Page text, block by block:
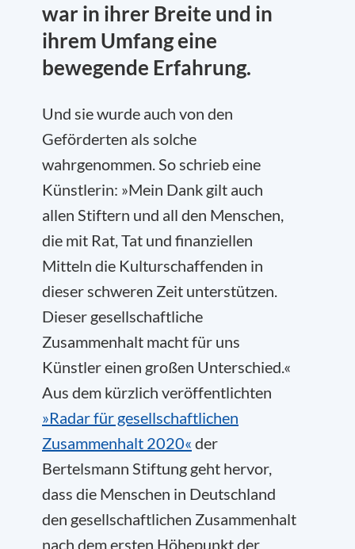
war in ihrer Breite und in
ihrem Umfang eine
bewegende Erfahrung.
Und sie wurde auch von den
Geförderten als solche
wahrgenommen. So schrieb eine
Künstlerin: »Mein Dank gilt auch
allen Stiftern und all den Menschen,
die mit Rat, Tat und finanziellen
Mitteln die Kulturschaffenden in
dieser schweren Zeit unterstützen.
Dieser gesellschaftliche
Zusammenhalt macht für uns
Künstler einen großen Unterschied.«
Aus dem kürzlich veröffentlichten
»Radar für gesellschaftlichen
Zusammenhalt 2020« der
Bertelsmann Stiftung geht hervor,
dass die Menschen in Deutschland
den gesellschaftlichen Zusammenhalt
nach dem ersten Höhepunkt der